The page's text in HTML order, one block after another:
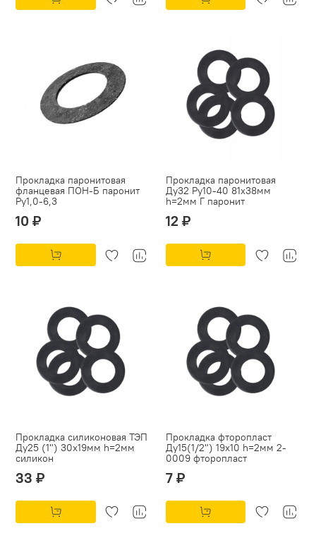
Прокладка паронитовая
фланцевая ПОН-Б паронит
Py1,0-6,3
10 ₽
Прокладка паронитовая
Ду32 Ру10-40 81х38мм
h=2мм Г паронит
12 ₽
Прокладка силиконовая ТЭП
Ду25 (1") 30х19мм h=2мм
силикон
33 ₽
Прокладка фторопласт
Ду15(1/2") 19х10 h=2мм 2-
0009 фторопласт
7 ₽